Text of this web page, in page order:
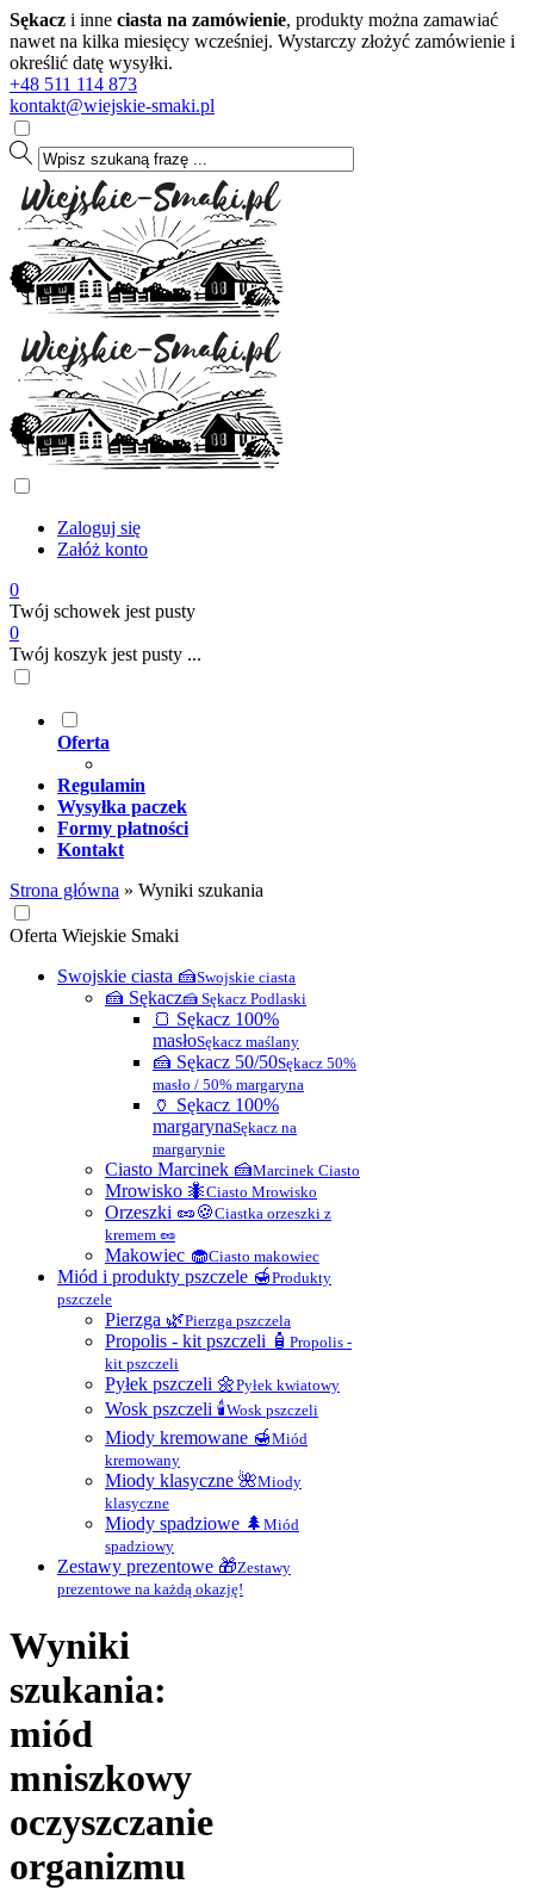
Sękacz i inne ciasta na zamówienie, produkty można zamawiać
nawet na kilka miesięcy wcześniej. Wystarczy złożyć zamówienie i
określić datę wysyłki.
+48 511 114 873
kontakt@wiejskie-smaki.pl
Zaloguj się
Załóż konto
0
Twój schowek jest pusty
0
Twój koszyk jest pusty ...
Oferta
Regulamin
Wysyłka paczek
Formy płatności
Kontakt
Strona główna » Wyniki szukania
Oferta Wiejskie Smaki
Swojskie ciasta 🍰Swojskie ciasta
🍰 Sękacz🍰 Sękacz Podlaski
🍞 Sękacz 100%
masłoSękacz maślany
🍰 Sękacz 50/50Sękacz 50%
masło / 50% margaryna
🏺 Sękacz 100%
margarynaSękacz na
margarynie
Ciasto Marcinek 🍰Marcinek Ciasto
Mrowisko 🐜Ciasto Mrowisko
Orzeszki 🥜🍪Ciastka orzeszki z
kremem 🥜
Makowiec 🧁Ciasto makowiec
Miód i produkty pszczele 🍯Produkty
pszczele
Pierzga 🌿Pierzga pszczela
Propolis - kit pszczeli 🧴 Propolis -
kit pszczeli
Pyłek pszczeli 🌼Pyłek kwiatowy
Wosk pszczeli 🕯Wosk pszczeli
Miody kremowane 🍯Miód
kremowany
Miody klasyczne 🌺Miody
klasyczne
Miody spadziowe 🌲 Miód
spadziowy
Zestawy prezentowe 🎁Zestawy
prezentowe na każdą okazję!
Wyniki
szukania:
miód
mniszkowy
oczyszczanie
organizmu